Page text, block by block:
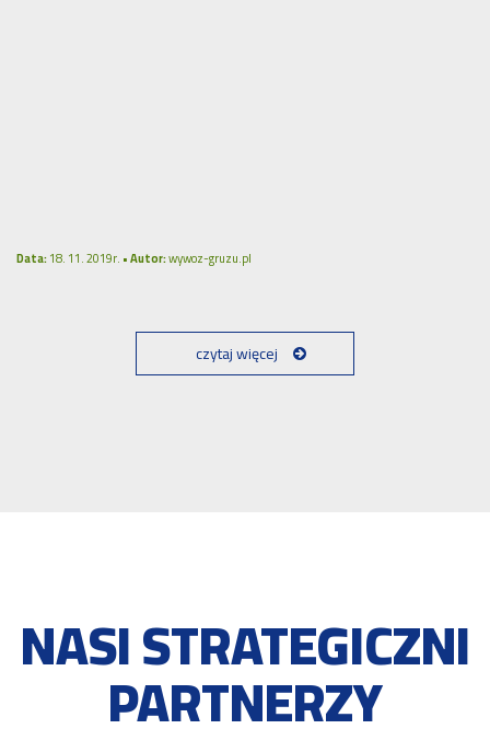
Data:18. 11. 2019r. •Autor:wywoz-gruzu.pl
czytaj więcej
NASI STRATEGICZNI
PARTNERZY